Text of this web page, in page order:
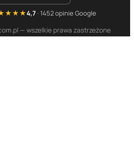
— wszelkie prawa zastrzeżone
4,7· 1452 opinie Google